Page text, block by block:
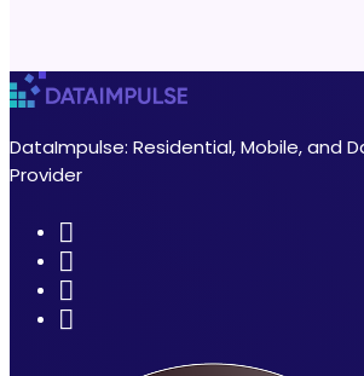
DataImpulse: Residential, Mobile, and
Provider